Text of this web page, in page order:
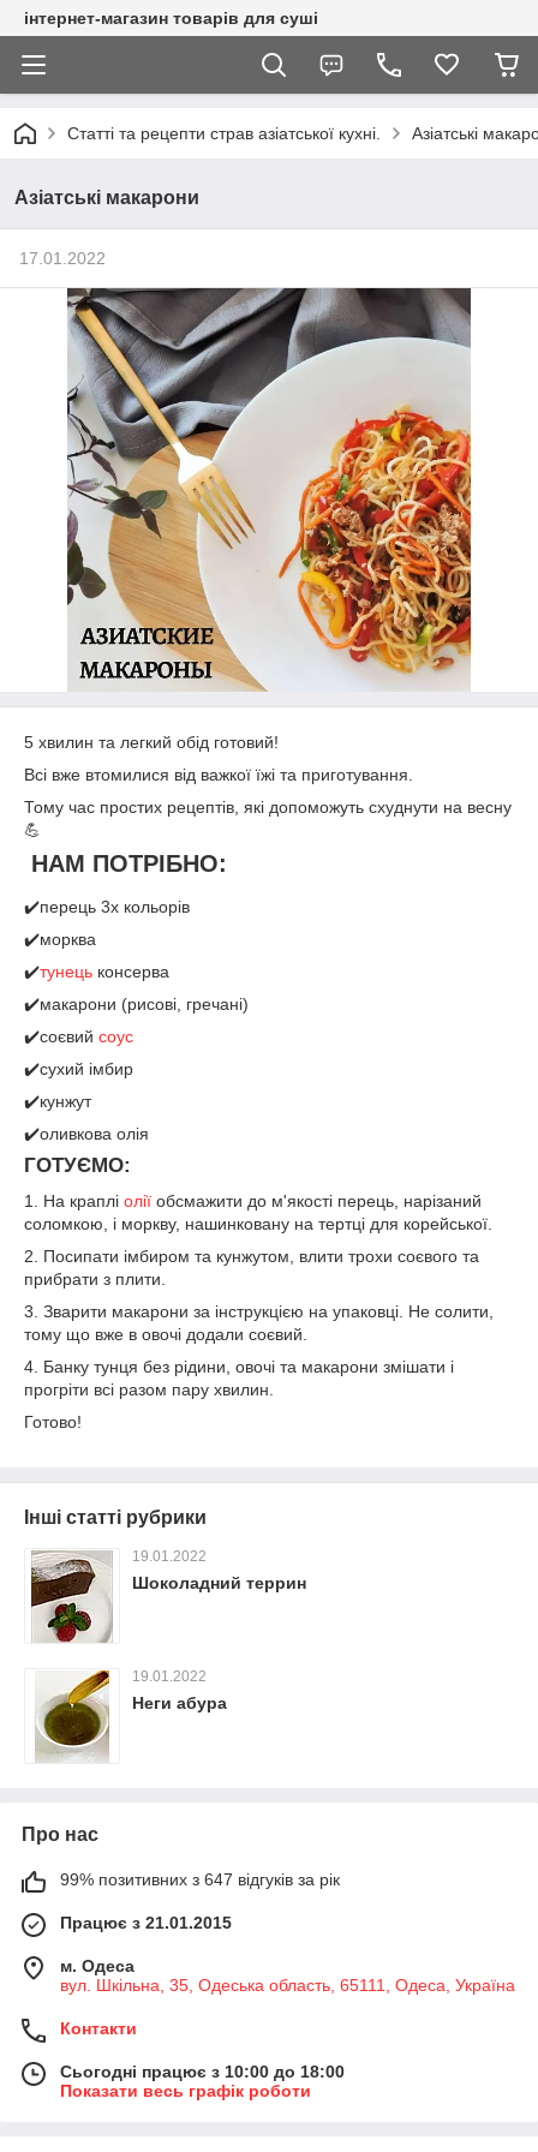
інтернет-магазин товарів для суші
Статті та рецепти страв азіатської кухні. Азіатські
Азіатські макарони
17.01.2022
5 хвилин та легкий обід готовий!
Всі вже втомилися від важкої їжі та приготування.
Тому час простих рецептів, які допоможуть схуднути на весну
💪
НАМ ПОТРІБНО:
✔️перець 3х кольорів
✔️морква
✔️тунець консерва
✔️макарони (рисові, гречані)
✔️соєвий соус
✔️сухий імбир
✔️кунжут
✔️оливкова олія
ГОТУЄМО:
1. На краплі олії обсмажити до м'якості перець, нарізаний
соломкою, і моркву, нашинковану на тертці для корейської.
2. Посипати імбиром та кунжутом, влити трохи соєвого та
прибрати з плити.
3. Зварити макарони за інструкцією на упаковці. Не солити,
тому що вже в овочі додали соєвий.
4. Банку тунця без рідини, овочі та макарони змішати і
прогріти всі разом пару хвилин.
Готово!
Інші статті рубрики
19.01.2022
Шоколадний террин
19.01.2022
Неги абура
Про нас
99% позитивних з 647 відгуків за рік
Працює з 21.01.2015
м. Одеса
вул. Шкільна, 35, Одеська область, 65111, Одеса, Україна
Контакти
Сьогодні працює з 10:00 до 18:00
Показати весь графік роботи